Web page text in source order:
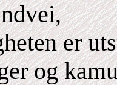
er
og